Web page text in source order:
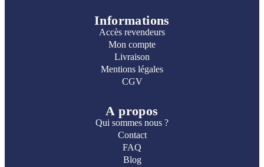
Informations
Accès revendeurs
Mon compte
Livraison
Mentions légales
CGV
A propos
Qui sommes nous ?
Contact
FAQ
Blog